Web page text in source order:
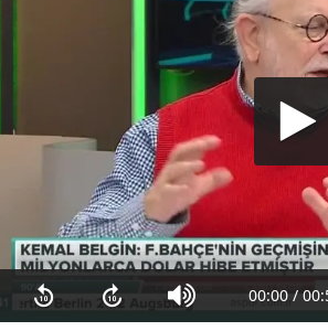
00:00 /